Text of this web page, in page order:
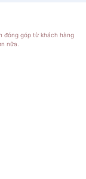
đóng góp từ khách hàng
nữa.